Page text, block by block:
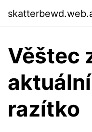
Věštec
razítko